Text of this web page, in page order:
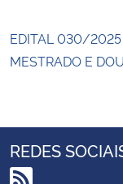
EDITAL 030/2025
MESTRADO E
REDES